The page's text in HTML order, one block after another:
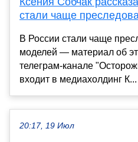
стали чаще
В России стали чаще
моделей — материал об
телеграм-канале
входит в медиахолдинг К...
20:17, 19 Июл